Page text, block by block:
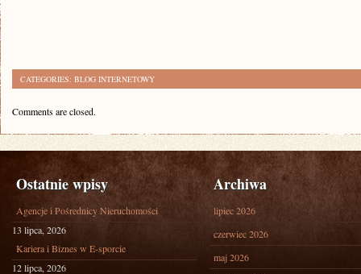
CATEGORIES: BLOG INTERNETOWY
Comments are closed.
Ostatnie wpisy
Agencje i Pośrednicy Nieruchomości
13 lipca, 2026
Kariera i Biznes w E-sporcie
12 lipca, 2026
Archiwa
lipiec 2026
czerwiec 2026
maj 2026